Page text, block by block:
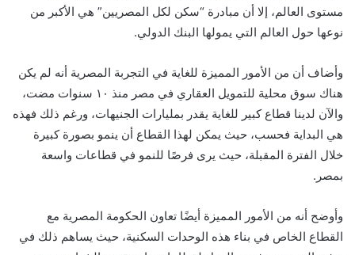
مستوى العالم، إلا أن مبادرة “سكن لكل المصريين” هي الأكبر من
نوعها حول العالم التي يمولها البنك الدولي.
وأضاف أن من الأمور المميزة للغاية في التجربة المصرية أنه لم يكن
هناك سوق محلية للتمويل العقاري في مصر منذ ١٠ سنوات مضت،
والآن لدينا قطاع كبير للغاية يقدر بمليارات الجنيهات، ورغم ذلك فهذه
هي البداية فحسب، حيث يمكن لهذا القطاع أن ينمو بصورة كبيرة
خلال الفترة المقبلة، حيث يرى فرصًا للنمو في قطاعات واسعة
بمصر.
وأوضح أنه من الأمور المميزة أيضًا تعاون الحكومة المصرية مع
القطاع الخاص في بناء هذه الوحدات السكنية، حيث يساهم ذلك في